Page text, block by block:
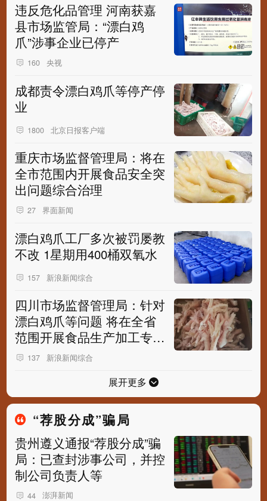
违反危化品管理 河南获嘉
县市场监管局：“漂白鸡
爪”涉事企业已停产
160 央视
成都责令漂白鸡爪等停产停
业
1800 北京日报客户端
重庆市场监督管理局：将在
全市范围内开展食品安全突
出问题综合治理
27 界面新闻
漂白鸡爪工厂多次被罚屡教
不改 1星期用400桶双氧水
157 新浪新闻综合
四川市场监督管理局：针对
漂白鸡爪等问题 将在全省
范围开展食品生产加工专项
整治行动
137 新浪新闻综合
展开更多
“荐股分成”骗局
贵州遵义通报“荐股分成”骗
局：已查封涉事公司，并控
制公司负责人等
44 澎湃新闻